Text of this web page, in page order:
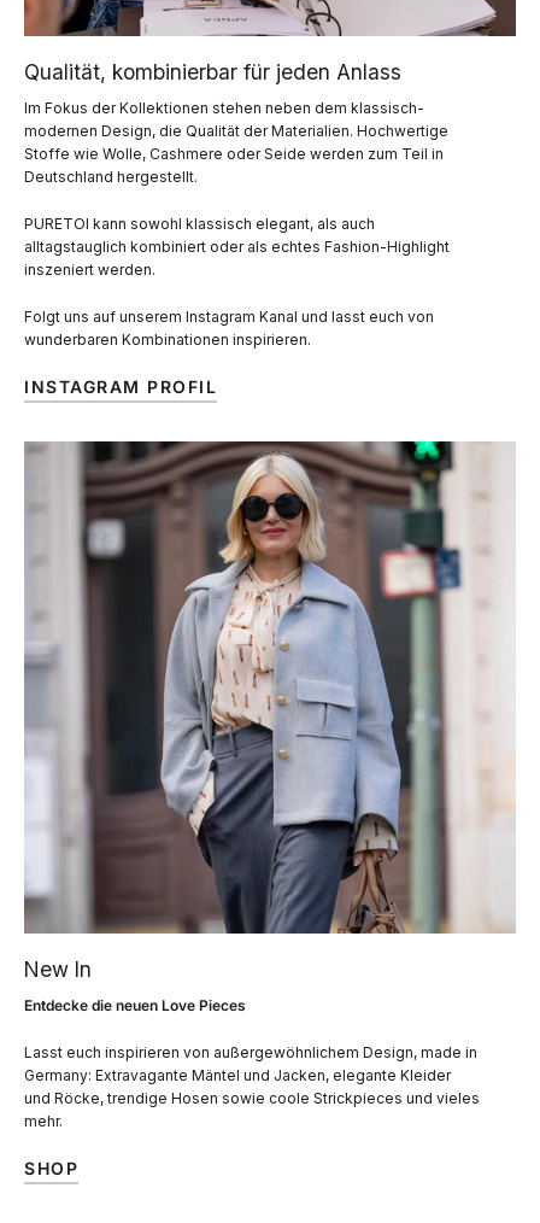
Qualität, kombinierbar für jeden Anlass
Im Fokus der Kollektionen stehen neben dem klassisch-
modernen Design, die Qualität der Materialien. Hochwertige
Stoffe wie Wolle, Cashmere oder Seide werden zum Teil in
Deutschland hergestellt.
PURETOI kann sowohl klassisch elegant, als auch
alltagstauglich kombiniert oder als echtes Fashion-Highlight
inszeniert werden.
Folgt uns auf unserem Instagram Kanal und lasst euch von
wunderbaren Kombinationen inspirieren.
INSTAGRAM PROFIL
New In
Entdecke die neuen Love Pieces
Lasst euch inspirieren von außergewöhnlichem Design, made in
Germany: Extravagante Mäntel und Jacken, elegante Kleider
und Röcke, trendige Hosen sowie coole Strickpieces und vieles
mehr.
SHOP